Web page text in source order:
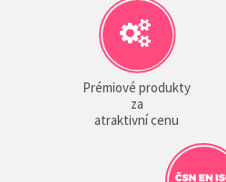
Prémiové produkty
za
atraktivní cenu